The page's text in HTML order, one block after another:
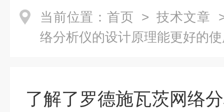
当前位置： 首页 > 技术文章
络分析仪的设计原理能更好的
了解了罗德施瓦茨网络